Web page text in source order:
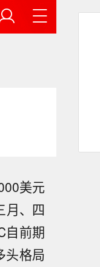
美元
月、四
自前期
头格局